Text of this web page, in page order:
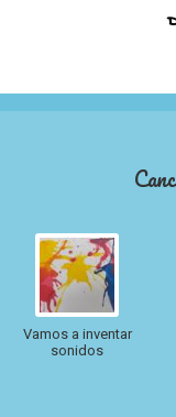
Vamos a inventar
sonidos